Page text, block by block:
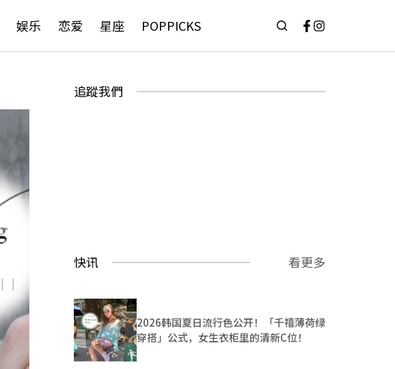
娱乐 恋爱 星座 POPPICKS
追蹤我們
快讯 看更多
2026韩国夏日流行色公开！「千禧薄荷绿
穿搭」公式，女生衣柜里的清新C位！